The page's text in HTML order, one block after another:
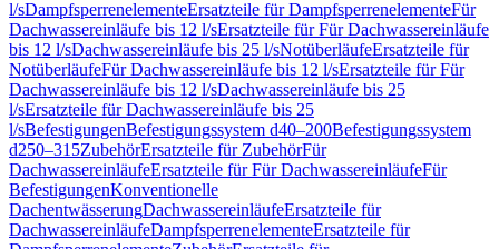
l/sDampfsperrenelementeErsatzteile für DampfsperrenelementeFür
Dachwassereinläufe bis 12 l/sErsatzteile für Für Dachwassereinläufe
bis 12 l/sDachwassereinläufe bis 25 l/sNotüberläufeErsatzteile für
NotüberläufeFür Dachwassereinläufe bis 12 l/sErsatzteile für Für
Dachwassereinläufe bis 12 l/sDachwassereinläufe bis 25
l/sErsatzteile für Dachwassereinläufe bis 25
l/sBefestigungenBefestigungssystem d40–200Befestigungssystem
d250–315ZubehörErsatzteile für ZubehörFür
DachwassereinläufeErsatzteile für Für DachwassereinläufeFür
BefestigungenKonventionelle
DachentwässerungDachwassereinläufeErsatzteile für
DachwassereinläufeDampfsperrenelementeErsatzteile für